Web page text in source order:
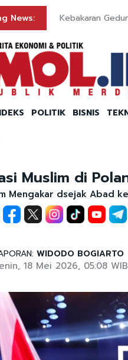
News: Kebakaran
POLITIK BISNIS
Muslim di
Mengakar dsejak Abad
WIDODO BOGIARTO
18 Mei 2026, 05:08 WIB